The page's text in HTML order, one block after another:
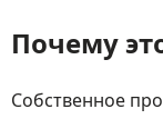
Почему
Собственное